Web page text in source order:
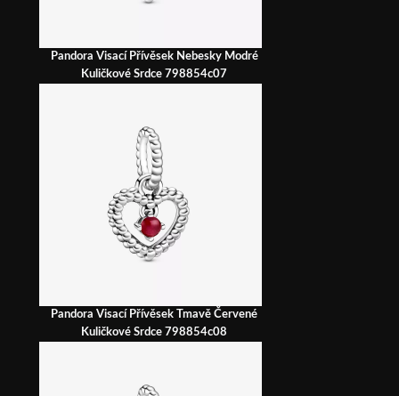
Pandora Visací Přívěsek Nebesky Modré
Kuličkové Srdce 798854c07
Pandora Visací Přívěsek Tmavě Červené
Kuličkové Srdce 798854c08